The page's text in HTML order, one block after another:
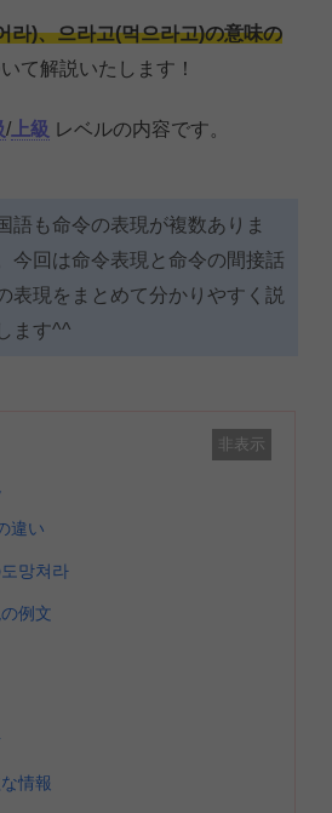
라)、으라고(먹으라고)の意味の
て解説いたします！
/ 上級 レベルの内容です。
語も命令の表現が複数ありま
今回は命令表現と命令の間接話
表現をまとめて分かりやすく説
ます^^
非表示
違い
망쳐라
例文
情報